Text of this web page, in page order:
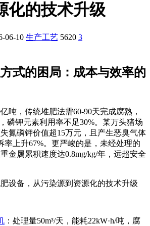
化的技术升级
06-10 生产工艺 5620 3
式的困局：成本与效率的
吨，传统堆肥法需60-90天完成腐熟，
磷钾元素利用率不足30%。某万头猪场
氮磷钾价值超15万元，且产生恶臭气体
率上升67%。更严峻的是，未经处理的
金属累积速度达0.8mg/kg/年，远超安全
：处理量50m³/天，能耗22kW·h/吨，腐